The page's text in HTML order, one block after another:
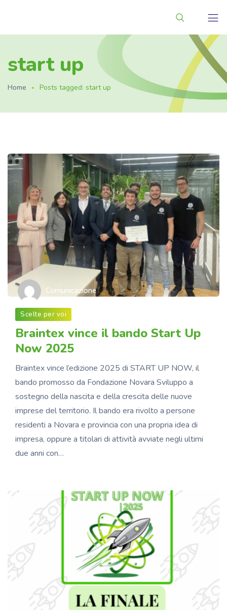
start up
Home Posts tagged: start up
Comunicazione
Scelte per voi
Braintex vince il bando Start Up
Now 2025
Braintex vince l’edizione 2025 di START UP NOW, il
bando promosso da Fondazione Novara Sviluppo a
sostegno della nascita e della crescita delle nuove
imprese del territorio. Il bando era rivolto a persone
residenti a Novara e provincia con una propria idea di
impresa, oppure a titolari di attività avviate negli ultimi
due anni con…